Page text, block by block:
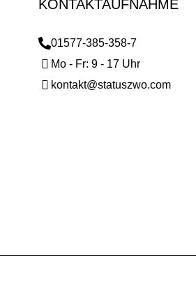
KONTAKTAUFNAHME
01577-385-358-7
Mo - Fr: 9 - 17 Uhr
kontakt@statuszwo.com